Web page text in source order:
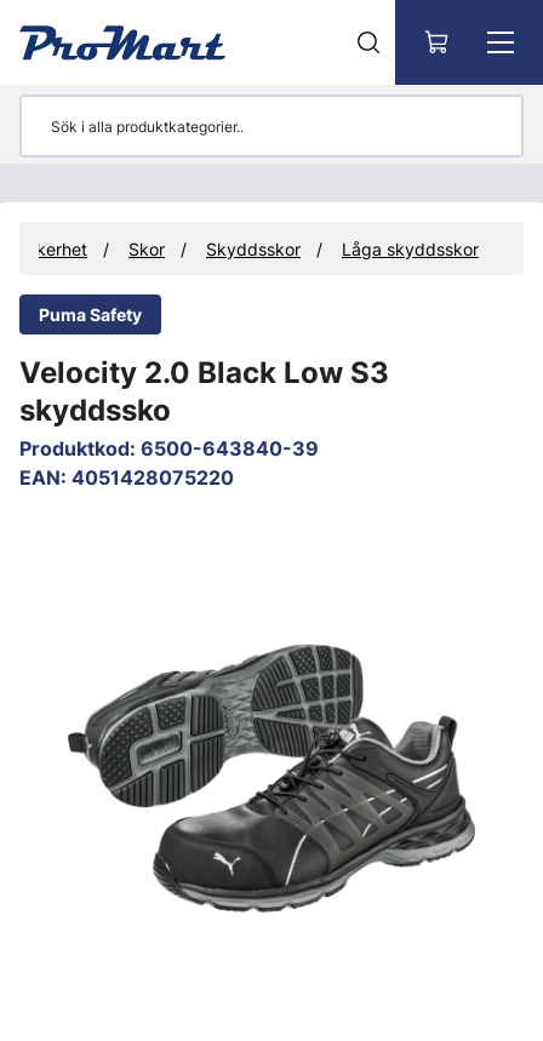
Skor Skyddsskor Låga skyddsskor
Puma Safety
Velocity 2.0 Black Low S3
skyddssko
Produktkod: 6500-643840-39
EAN: 4051428075220